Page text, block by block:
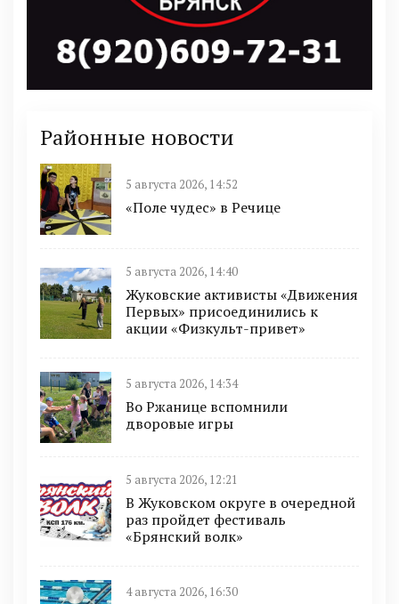
Районные новости
5 августа 2026, 14:52
«Поле чудес» в Речице
5 августа 2026, 14:40
Жуковские активисты «Движения
Первых» присоединились к
акции «Физкульт-привет»
5 августа 2026, 14:34
Во Ржанице вспомнили
дворовые игры
5 августа 2026, 12:21
В Жуковском округе в очередной
раз пройдет фестиваль
«Брянский волк»
4 августа 2026, 16:30